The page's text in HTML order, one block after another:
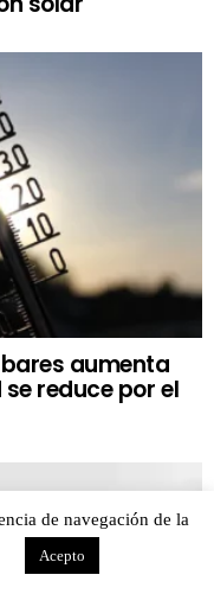
aumenta
reduce por el
de navegación de la
Acepto